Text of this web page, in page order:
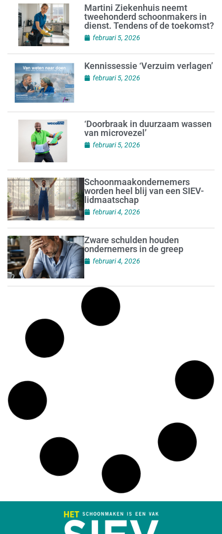
Martini Ziekenhuis neemt
tweehonderd schoonmakers in
dienst. Tendens of de toekomst?
februari 5, 2026
Kennissessie ‘Verzuim verlagen’
februari 5, 2026
‘Doorbraak in duurzaam wassen
van microvezel’
februari 5, 2026
Schoonmaakondernemers
worden heel blij van een SIEV-
lidmaatschap
februari 4, 2026
Zware schulden houden
ondernemers in de greep
februari 4, 2026